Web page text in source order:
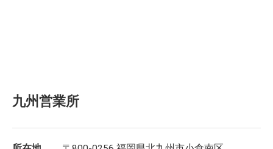
九州営業所